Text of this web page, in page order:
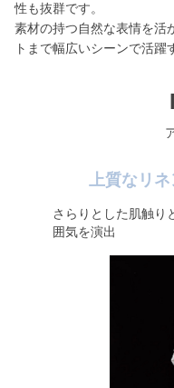
性も抜群です。
素材の持つ自然な表情を活
トまで幅広いシーンで活躍
上質なリ
さらりとした肌触り
囲気を演出